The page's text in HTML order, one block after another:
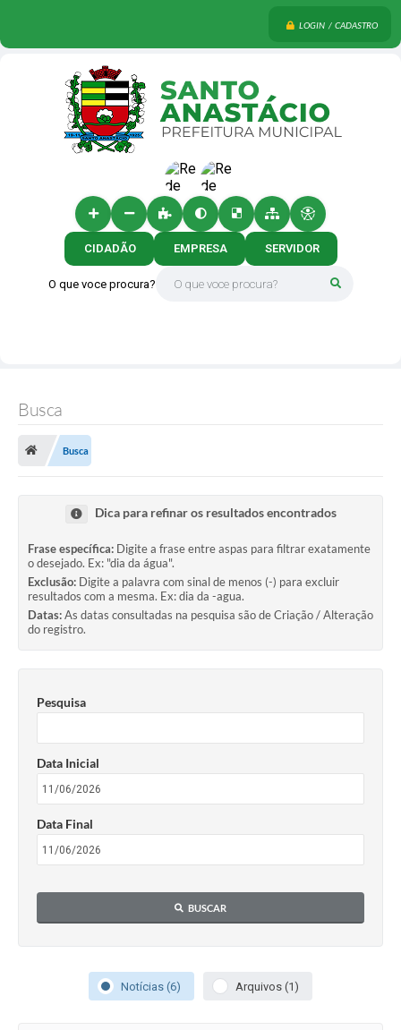
LOGIN / CADASTRO
O que voce procura?
CIDADÃO EMPRESA SERVIDOR
Busca
Busca
Dica para refinar os resultados encontrados
Frase específica: Digite a frase entre aspas para filtrar exatamente
o desejado. Ex: "dia da água".
Exclusão: Digite a palavra com sinal de menos (-) para excluir
resultados com a mesma. Ex: dia da -agua.
Datas:As datas consultadas na pesquisa são de Criação / Alteração
do registro.
Pesquisa
Data Inicial
Data Final
BUSCAR
Notícias (6) Arquivos (1)